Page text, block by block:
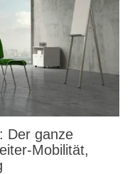
Der ganze
Mobilität,